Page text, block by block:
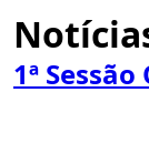
1ª